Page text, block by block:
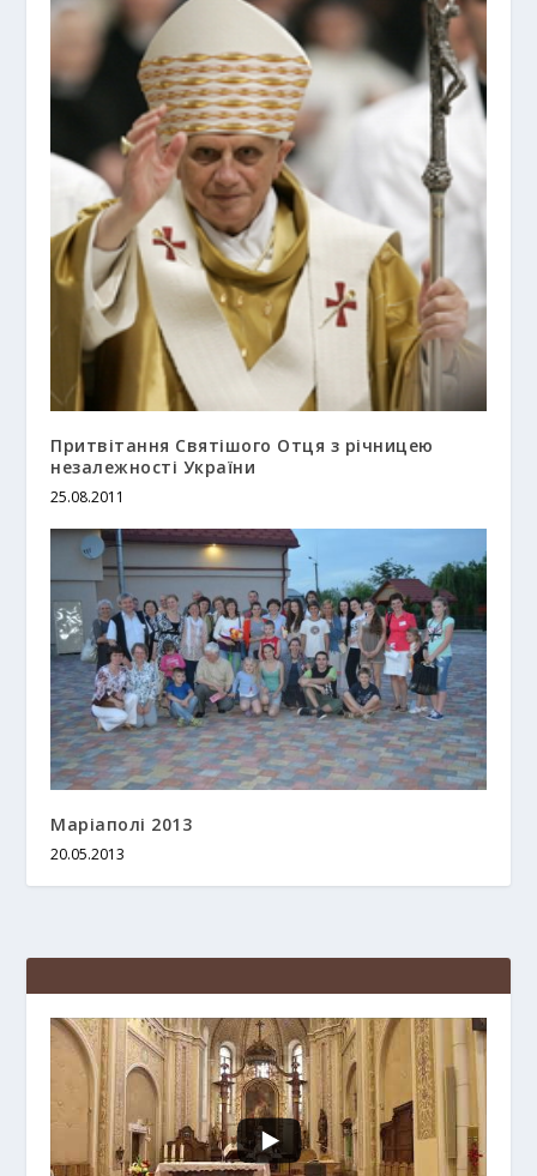
Притвітання Святішого Отця з річницею
незалежності України
25.08.2011
Маріаполі 2013
20.05.2013